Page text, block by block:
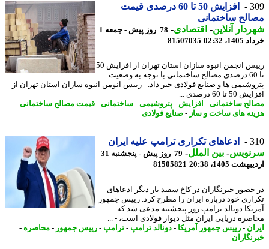
افزایش 50 تا 60 درصدی قیمت
ساختمانی
آنلاین-اقتصادی-
78 روز پیش - جمعه 1
02:32
81507035
رییس انجمن انبوه سازان استان تهران از افزایش 50
تا 60 درصدی مصالح ساختمانی با توجه به وضعیت
ها و صنایع فولادی خبر داد. - رییس انومن انبوه سازان استان تهران از
60 درصدی ...
ساختمانی-افزایش -پتروشیمی-ساختمانی-قیمت مصالح ساختمانی-
های ساخت و ساز -صنایع فولادی
ادعاهای تکراری ترامپ علیه ایران
-بین الملل-
79 روز پیش - پنجشنبه 31
1405، 20:38
81505821
خبرنگاران در کاخ سفید بار دیگر ادعاهای
خود درباره ایران را مطرح کرد. رییس جمهور
دونالد ترامپ روز پنجشنبه مدعی شد که
دریایی ایران مثل دیوار فولادی است، - ...
- رییس جمهور آمریکا- دونالد ترامپ -ترامپ -رییس جمهور-محاصره-